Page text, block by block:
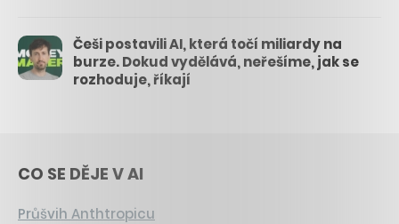
Češi postavili AI, která točí miliardy na
burze. Dokud vydělává, neřešíme, jak se
rozhoduje, říkají
CO SE DĚJE V AI
Průšvih Anthtropicu